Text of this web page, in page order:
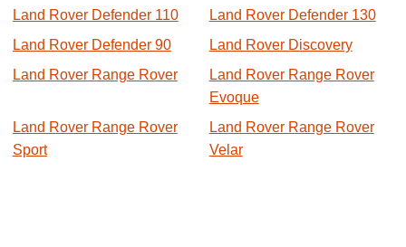
Land Rover Defender 110
Land Rover Defender 130
Land Rover Defender 90
Land Rover Discovery
Land Rover Range Rover
Land Rover Range Rover
Evoque
Land Rover Range Rover
Sport
Land Rover Range Rover
Velar